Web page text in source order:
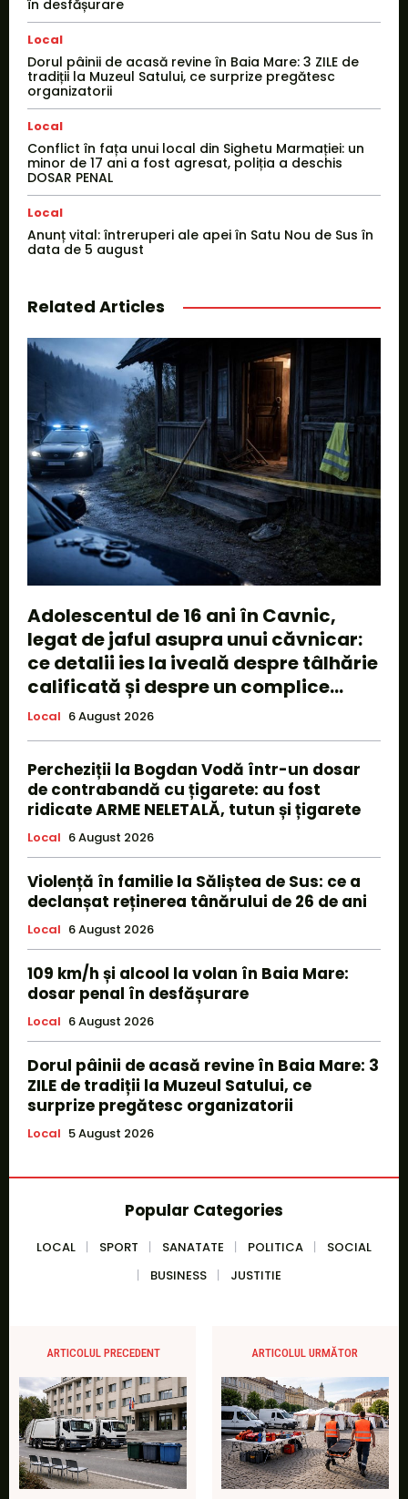
în desfășurare
Local
Dorul pâinii de acasă revine în Baia Mare: 3 ZILE de
tradiții la Muzeul Satului, ce surprize pregătesc
organizatorii
Local
Conflict în fața unui local din Sighetu Marmației: un
minor de 17 ani a fost agresat, poliția a deschis
DOSAR PENAL
Local
Anunț vital: întreruperi ale apei în Satu Nou de Sus în
data de 5 august
Related Articles
Adolescentul de 16 ani în Cavnic,
legat de jaful asupra unui căvnicar:
ce detalii ies la iveală despre tâlhărie
calificată și despre un complice...
Local 6 August 2026
Percheziții la Bogdan Vodă într-un dosar
de contrabandă cu țigarete: au fost
ridicate ARME NELETALĂ, tutun și țigarete
Local 6 August 2026
Violență în familie la Săliștea de Sus: ce a
declanșat reținerea tânărului de 26 de ani
Local 6 August 2026
109 km/h și alcool la volan în Baia Mare:
dosar penal în desfășurare
Local 6 August 2026
Dorul pâinii de acasă revine în Baia Mare: 3
ZILE de tradiții la Muzeul Satului, ce
surprize pregătesc organizatorii
Local 5 August 2026
Popular Categories
LOCAL SPORT SANATATE POLITICA
SOCIAL
BUSINESS
JUSTITIE
ARTICOLUL PRECEDENT ARTICOLUL URMĂTOR